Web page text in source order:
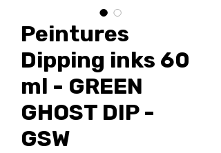
Peintures
Dipping inks 60
ml - GREEN
GHOST DIP -
GSW